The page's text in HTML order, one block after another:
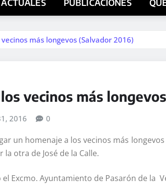
PUBLICACIONES
más longevos (Salvador 2016)
vecinos más
2016 0
un homenaje a los vecinos más
la otra de José de la Calle.
Excmo. Ayuntamiento de Pasarón de la